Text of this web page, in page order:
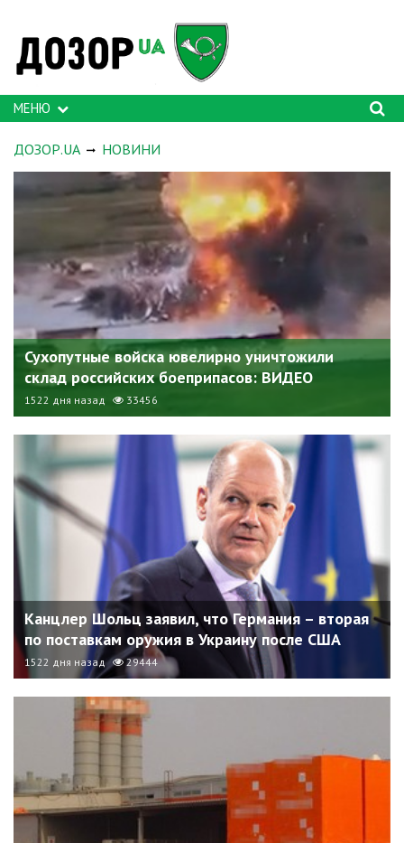
МЕНЮ
ДОЗОР.UA НОВИНИ
Сухопутные войска ювелирно уничтожили
склад российских боеприпасов: ВИДЕО
1522 дня назад 33456
Канцлер Шольц заявил, что Германия – вторая
по поставкам оружия в Украину после США
1522 дня назад 29444